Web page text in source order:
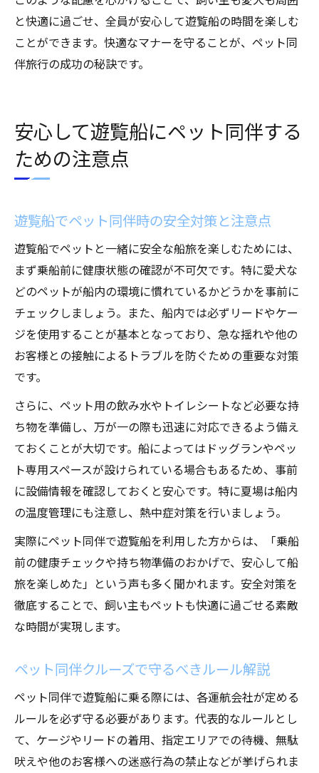
と快適に過ごせ、全員が安心して遊覧船の時間を楽しむ
ことができます。快適なマナーを守ることが、ペット同
伴旅行の成功の秘訣です。
安心して遊覧船にペット同伴する
ための注意点
遊覧船でペット同伴時の安全対策と注意点
遊覧船でペットと一緒に安全な船旅を楽しむためには、
まず乗船前に健康状態の確認が不可欠です。特に愛犬な
どのペットが船内の環境に慣れているかどうかを事前に
チェックしましょう。また、船内では必ずリードやケー
ジを使用することが基本となっており、急な揺れや他の
お客様との接触によるトラブルを防ぐための重要な対策
です。
さらに、ペット用の飲み水やトイレシートなど必要な持
ち物を準備し、万が一の際も迅速に対応できるよう備え
ておくことが大切です。船によってはドッグランやペッ
ト専用スペースが設けられている場合もあるため、事前
に設備情報を確認しておくと安心です。特に夏場は船内
の温度管理にも注意し、熱中症対策を行いましょう。
実際にペット同伴で遊覧船を利用した方からは、「乗船
前の健康チェックや持ち物準備のおかげで、安心して船
旅を楽しめた」という声も多く聞かれます。安全対策を
徹底することで、飼い主もペットも快適に過ごせる素敵
な時間が実現します。
ペット同伴クルーズで守るべきルール解説
ペット同伴で遊覧船に乗る際には、各運航会社が定める
ルールを必ず守る必要があります。代表的なルールとし
て、ケージやリードの着用、指定エリアでの待機、無駄
吠えや他のお客様への迷惑行為の禁止などが挙げられま